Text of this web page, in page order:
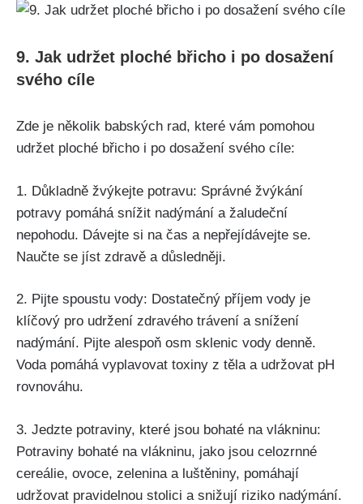
9.⁢ Jak udržet ploché břicho i po dosažení
svého cíle
Zde je několik⁤ babských rad, které vám pomohou
udržet ploché břicho i po dosažení svého cíle:
1.‌ Důkladně žvýkejte ⁤potravu: Správné žvýkání
potravy pomáhá snížit ⁣nadýmání a žaludeční⁢
nepohodu. Dávejte si‍ na ⁤čas a ‌nepřejídávejte se. ​
Naučte se jíst zdravě a důsledněji.
2. Pijte spoustu vody:​ Dostatečný příjem ⁢vody je
klíčový pro udržení zdravého trávení a ⁤snížení
nadýmání. Pijte‍ alespoň osm sklenic vody denně.
‌Voda pomáhá vyplavovat toxiny z ⁤těla a udržovat‍ pH⁣
rovnováhu.
3. Jedzte potraviny, ​které jsou bohaté na ⁣vlákninu:
Potraviny bohaté na⁤ vlákninu, jako jsou ⁢celozrnné
⁣cereálie, ovoce, zelenina a luštěniny,⁤ pomáhají
udržovat pravidelnou stolici ⁣a snižují riziko ‍nadýmání.